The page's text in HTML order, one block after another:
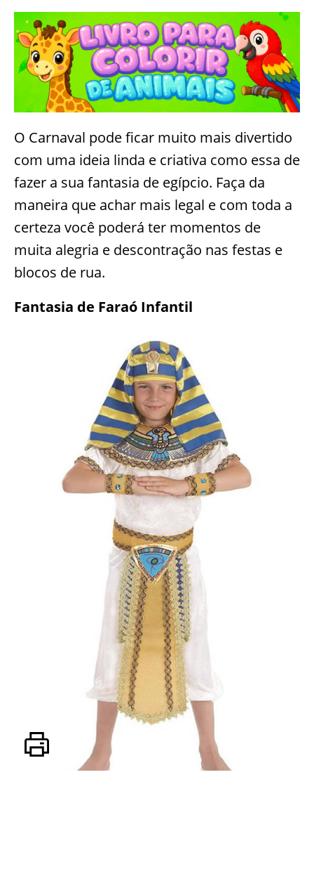
O Carnaval pode ficar muito mais divertido
com uma ideia linda e criativa como essa de
fazer a sua fantasia de egípcio. Faça da
maneira que achar mais legal e com toda a
certeza você poderá ter momentos de
muita alegria e descontração nas festas e
blocos de rua.
Fantasia de Faraó Infantil